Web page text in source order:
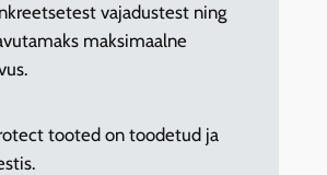
vajadustest ning
maksimaalne
tooted on toodetud ja